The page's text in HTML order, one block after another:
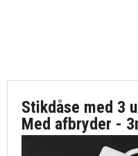
Stikdåse med 3
Med afbryder -